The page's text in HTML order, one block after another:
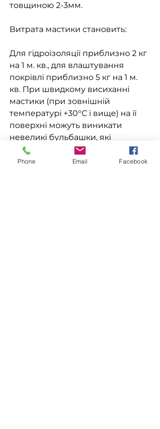
товщиною 2-3мм.
Витрата мастики становить:
Для гідроізоляції приблизно 2 кг
на 1 м. кв., для влаштування
покрівлі приблизно 5 кг на 1 м.
кв. При швидкому висиханні
мастики (при зовнішній
температурі +30°С і вище) на її
поверхні можуть виникати
невеликі бульбашки, які
лопаються при повному
випаровуванні розчинника. Але
Phone Email Facebook